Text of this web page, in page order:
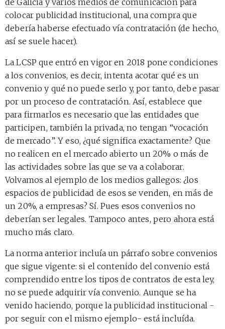
colocar publicidad institucional, una compra que
debería haberse efectuado vía contratación (de hecho,
así se suele hacer).
La LCSP que entró en vigor en 2018 pone condiciones
a los convenios, es decir, intenta acotar qué es un
convenio y qué no puede serlo y, por tanto, debe pasar
por un proceso de contratación. Así, establece que
para firmarlos es necesario que las entidades que
participen, también la privada, no tengan “vocación
de mercado”. Y eso, ¿qué significa exactamente? Que
no realicen en el mercado abierto un 20% o más de
las actividades sobre las que se va a colaborar.
Volvamos al ejemplo de los medios gallegos: ¿los
espacios de publicidad de esos se venden, en más de
un 20%, a empresas? Sí. Pues esos convenios no
deberían ser legales. Tampoco antes, pero ahora está
mucho más claro.
La norma anterior incluía un párrafo sobre convenios
que sigue vigente: si el contenido del convenio está
comprendido entre los tipos de contratos de esta ley,
no se puede adquirir vía convenio. Aunque se ha
venido haciendo, porque la publicidad institucional -
por seguir con el mismo ejemplo- está incluída.